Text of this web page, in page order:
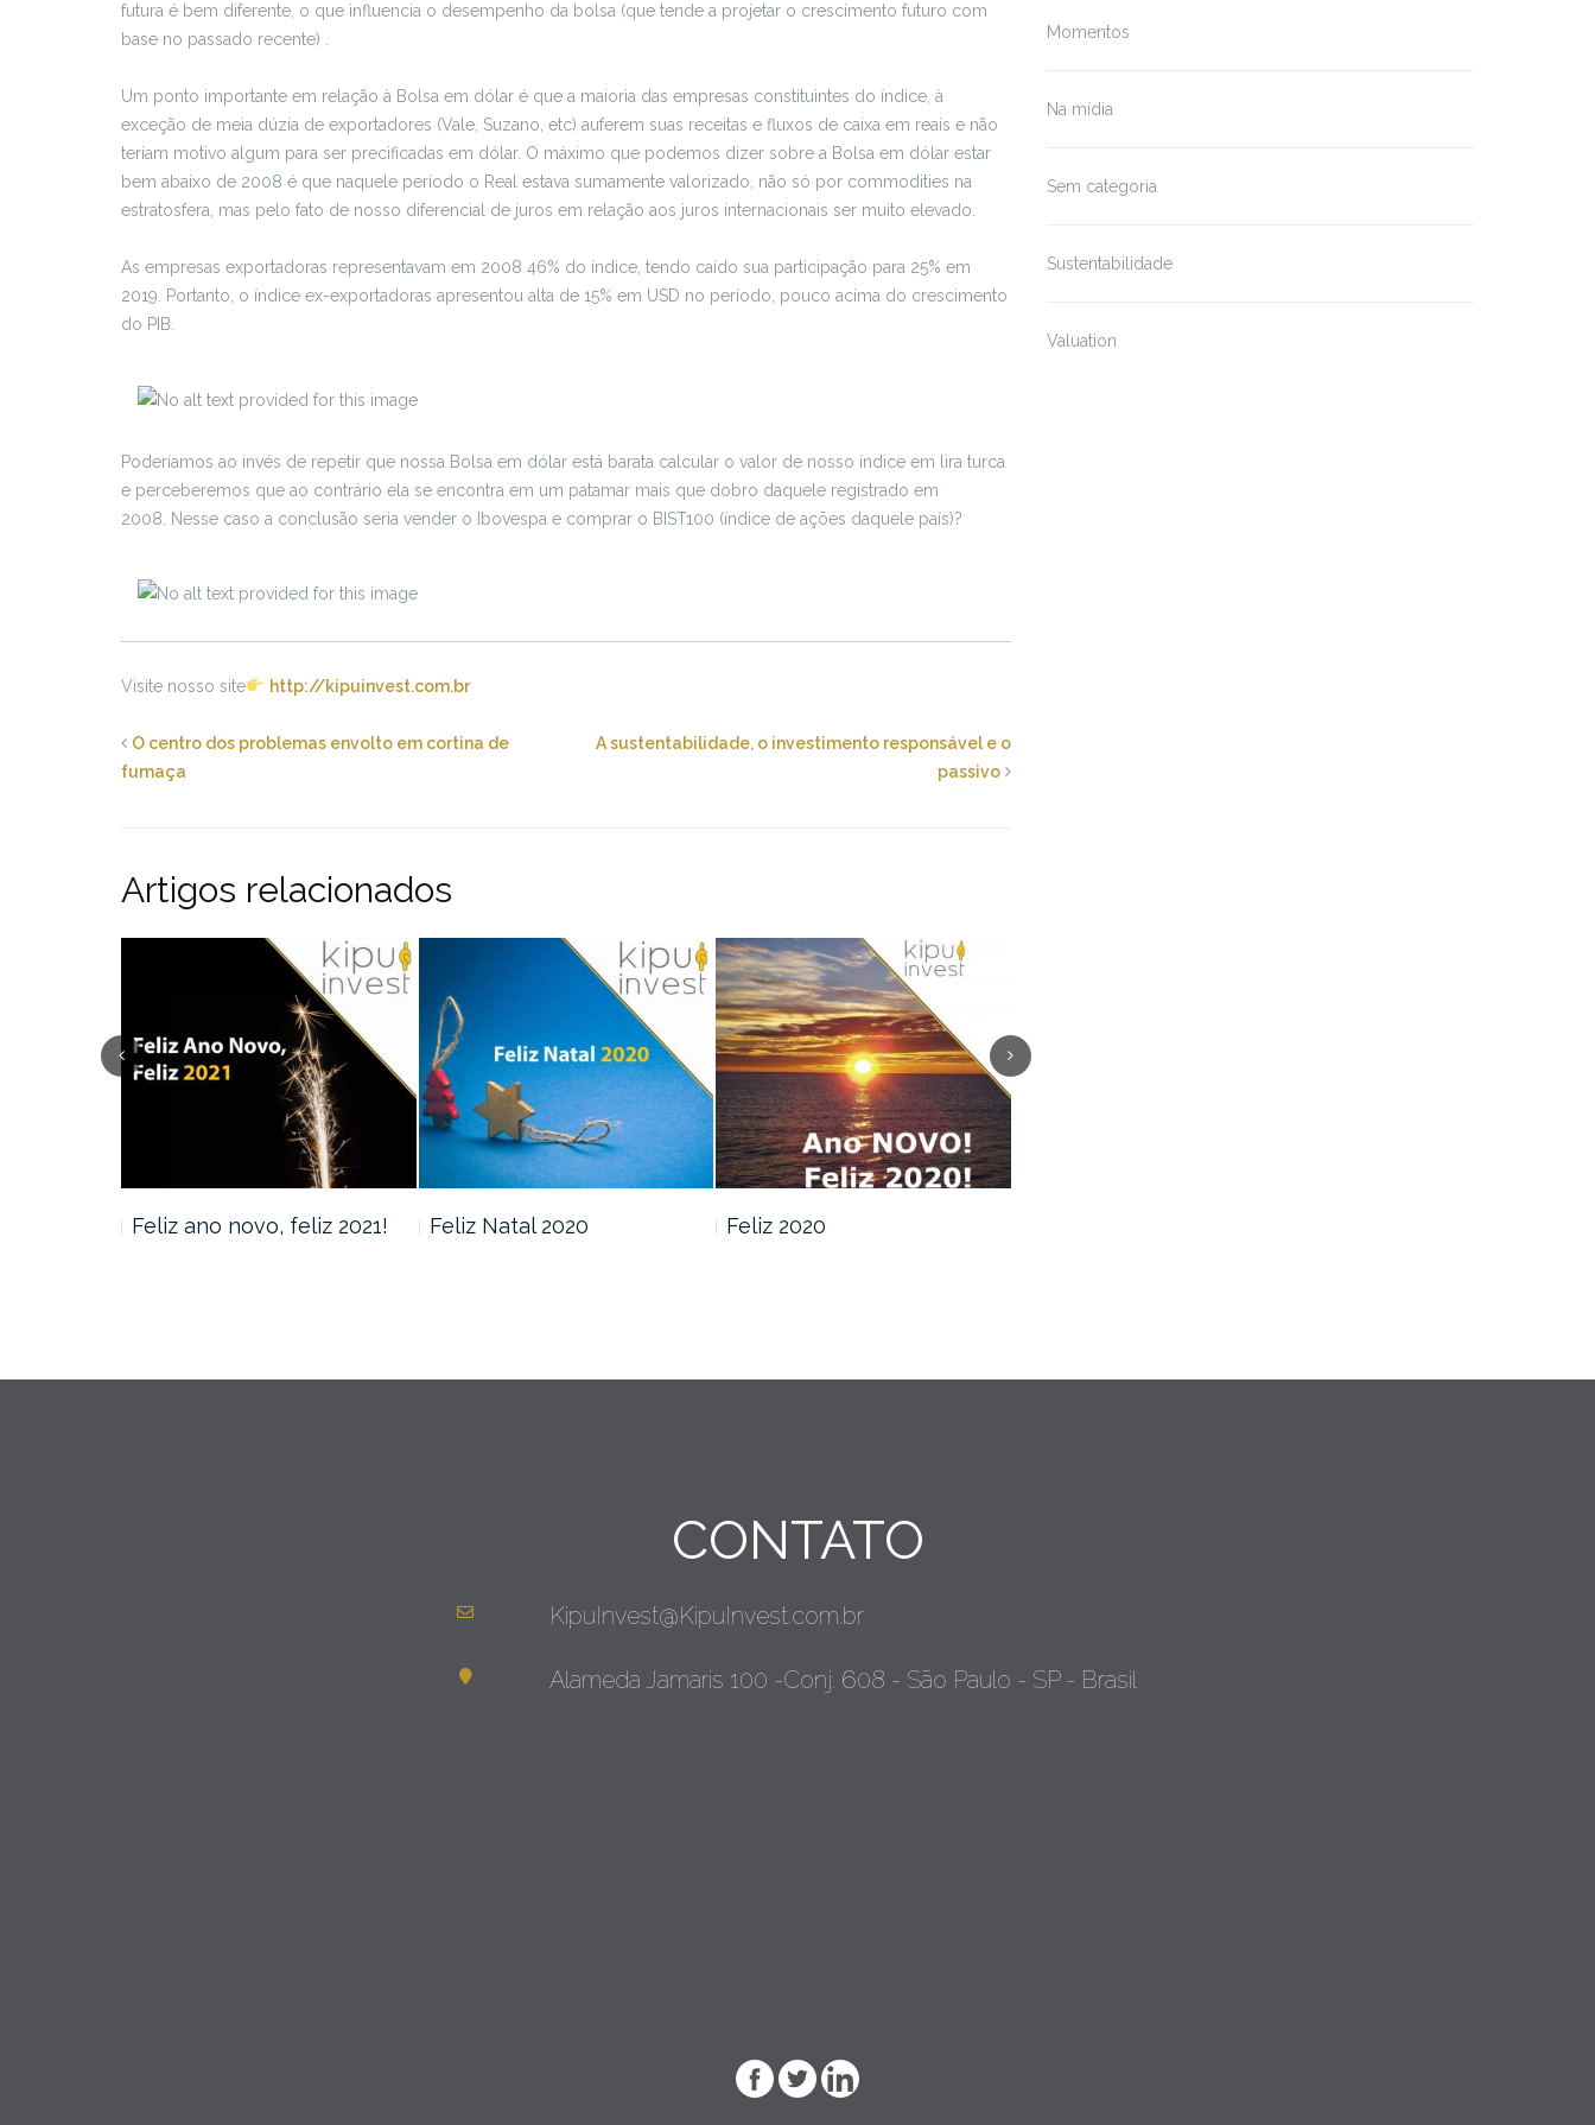
futura é bem diferente, o que influencia o desempenho da bolsa (que tende a projetar o crescimento futuro com
base no passado recente) .
Um ponto importante em relação à Bolsa em dólar é que a maioria das empresas constituintes do índice, à
exceção de meia dúzia de exportadores (Vale, Suzano, etc) auferem suas receitas e fluxos de caixa em reais e não
teriam motivo algum para ser precificadas em dólar. O máximo que podemos dizer sobre a Bolsa em dólar estar
bem abaixo de 2008 é que naquele período o Real estava sumamente valorizado, não só por commodities na
estratosfera, mas pelo fato de nosso diferencial de juros em relação aos juros internacionais ser muito elevado.
As empresas exportadoras representavam em 2008 46% do índice, tendo caído sua participação para 25% em
2019. Portanto, o índice ex-exportadoras apresentou alta de 15% em USD no período, pouco acima do crescimento
do PIB.
Poderíamos ao invés de repetir que nossa Bolsa em dólar está barata calcular o valor de nosso índice em lira turca
e perceberemos que ao contrário ela se encontra em um patamar mais que dobro daquele registrado em
2008. Nesse caso a conclusão seria vender o Ibovespa e comprar o BIST100 (índice de ações daquele país)?
Visite nosso site http://kipuinvest.com.br
O centro dos problemas envolto em cortina de
fumaça
A sustentabilidade, o investimento responsável e o
passivo
Artigos relacionados
Feliz ano novo, feliz 2021! Feliz Natal 2020 Feliz 2020
Momentos
Na mídia
Sem categoria
Sustentabilidade
Valuation
CONTATO
KipuInvest@KipuInvest.com.br
Alameda Jamaris 100 -Conj. 608 - São Paulo - SP - Brasil